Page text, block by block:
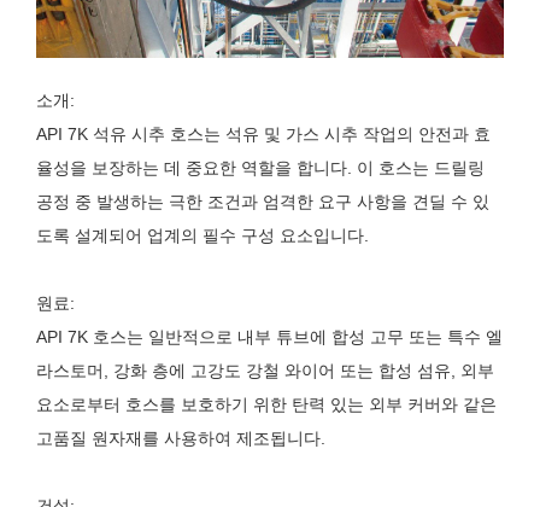
소개:
API 7K 석유 시추 호스는 석유 및 가스 시추 작업의 안전과 효
율성을 보장하는 데 중요한 역할을 합니다. 이 호스는 드릴링
공정 중 발생하는 극한 조건과 엄격한 요구 사항을 견딜 수 있
도록 설계되어 업계의 필수 구성 요소입니다.
원료:
API 7K 호스는 일반적으로 내부 튜브에 합성 고무 또는 특수 엘
라스토머, 강화 층에 고강도 강철 와이어 또는 합성 섬유, 외부
요소로부터 호스를 보호하기 위한 탄력 있는 외부 커버와 같은
고품질 원자재를 사용하여 제조됩니다.